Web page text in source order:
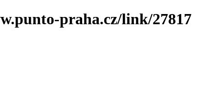
praha.cz/link/27817